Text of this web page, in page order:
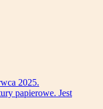
2025.
papierowe. Jest